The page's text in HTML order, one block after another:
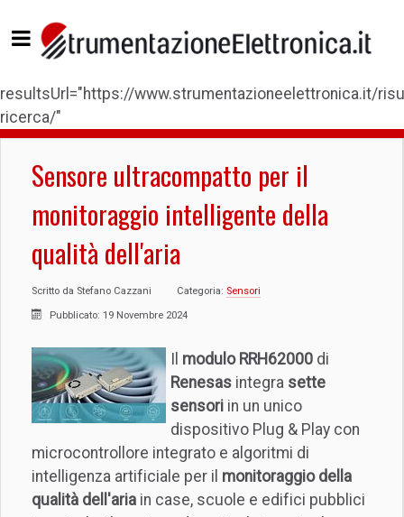
resultsUrl="https://www.strumentazioneelettronica.it/
ricerca/"
Sensore ultracompatto per il
monitoraggio intelligente della
qualità dell'aria
Scritto da Stefano Cazzani Categoria: Sensori
Pubblicato: 19 Novembre 2024
modulo RRH62000 di
Renesas integra sette
sensori in un unico
dispositivo Plug & Play con
microcontrollore integrato e algoritmi di
intelligenza artificiale per il monitoraggio della
qualità dell'aria in case, scuole e edifici pubblici